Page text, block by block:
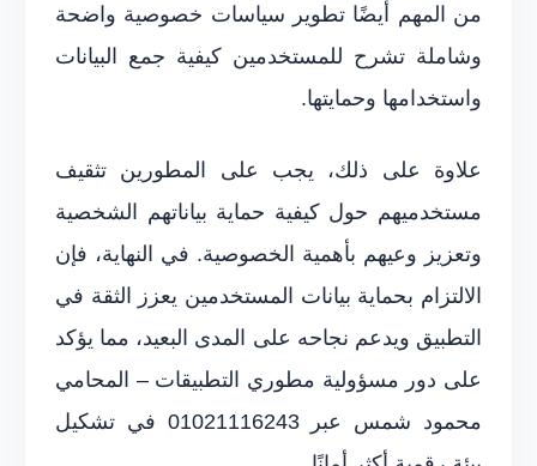
من المهم أيضًا تطوير سياسات خصوصية واضحة
وشاملة تشرح للمستخدمين كيفية جمع البيانات
واستخدامها وحمايتها.
علاوة على ذلك، يجب على المطورين تثقيف
مستخدميهم حول كيفية حماية بياناتهم الشخصية
وتعزيز وعيهم بأهمية الخصوصية. في النهاية، فإن
الالتزام بحماية بيانات المستخدمين يعزز الثقة في
التطبيق ويدعم نجاحه على المدى البعيد، مما يؤكد
على دور مسؤولية مطوري التطبيقات – المحامي
محمود شمس عبر 01021116243 في تشكيل